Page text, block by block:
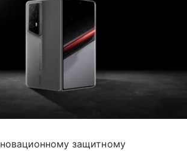
защитному